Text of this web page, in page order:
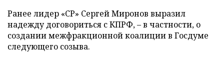
Ранее лидер «СР» Сергей Миронов выразил
надежду договориться с КПРФ, – в частности, о
создании межфракционной коалиции в Госдуме
следующего созыва.